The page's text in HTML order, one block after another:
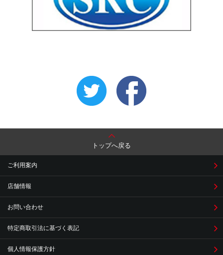
トップへ戻る
ご利用案内
店舗情報
お問い合わせ
特定商取引法に基づく表記
個人情報保護方針